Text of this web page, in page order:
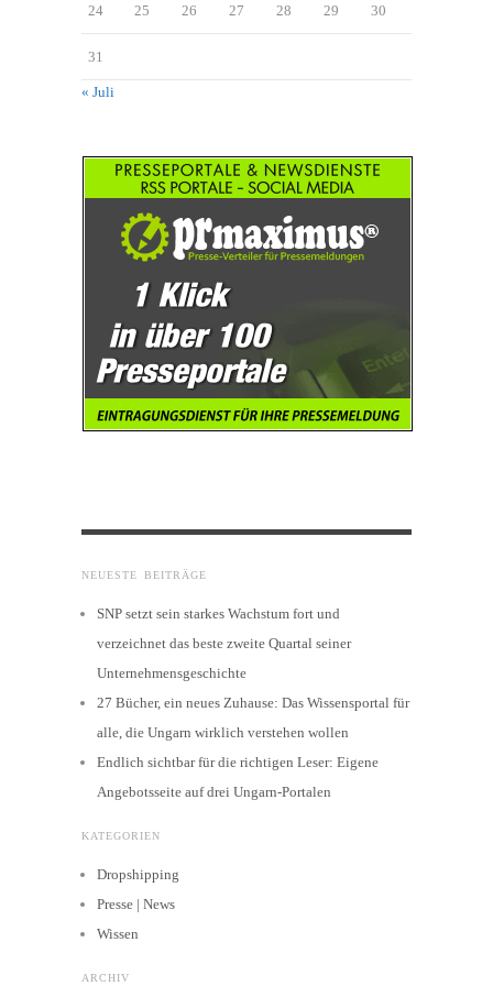
24 25 26 27 28 29 30
31
« Juli
NEUESTE BEITRÄGE
SNP setzt sein starkes Wachstum fort und
verzeichnet das beste zweite Quartal seiner
Unternehmensgeschichte
27 Bücher, ein neues Zuhause: Das Wissensportal für
alle, die Ungarn wirklich verstehen wollen
Endlich sichtbar für die richtigen Leser: Eigene
Angebotsseite auf drei Ungarn-Portalen
KATEGORIEN
Dropshipping
Presse | News
Wissen
ARCHIV